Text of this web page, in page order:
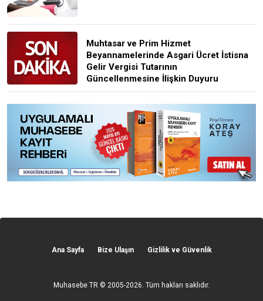
Muhtasar ve Prim Hizmet
Beyannamelerinde Asgari Ücret İstisna
Gelir Vergisi Tutarının
Güncellenmesine İlişkin Duyuru
Ana Sayfa Bize Ulaşın Gizlilik ve Güvenlik
Muhasebe TR © 2005-2026. Tüm hakları saklıdır.